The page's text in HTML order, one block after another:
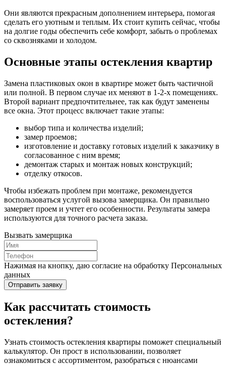
Они являются прекрасным дополнением интерьера, помогая
сделать его уютным и теплым. Их стоит купить сейчас, чтобы
на долгие годы обеспечить себе комфорт, забыть о проблемах
со сквозняками и холодом.
Основные этапы остекления квартир
Замена пластиковых окон в квартире может быть частичной
или полной. В первом случае их меняют в 1-2-х помещениях.
Второй вариант предпочтительнее, так как будут заменены
все окна. Этот процесс включает такие этапы:
выбор типа и количества изделий;
замер проемов;
изготовление и доставку готовых изделий к заказчику в
согласованное с ним время;
демонтаж старых и монтаж новых конструкций;
отделку откосов.
Чтобы избежать проблем при монтаже, рекомендуется
воспользоваться услугой вызова замерщика. Он правильно
замеряет проем и учтет его особенности. Результаты замера
используются для точного расчета заказа.
Вызвать замерщика
Нажимая на кнопку, даю согласие на обработку Персональных
данных
Отправить заявку
Как рассчитать стоимость
остекления?
Узнать стоимость остекления квартиры поможет специальный
калькулятор. Он прост в использовании, позволяет
ознакомиться с ассортиментом, разобраться с нюансами